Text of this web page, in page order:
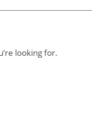
looking for.